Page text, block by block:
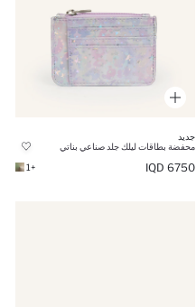
جديد
محفضة بطاقات ليلك جلد صناعي بناتي
6750 IQD
+1